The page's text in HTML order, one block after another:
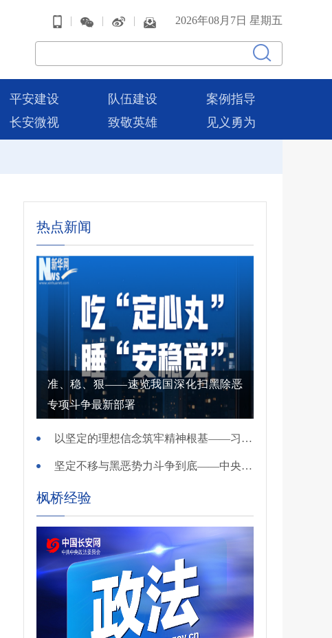
| | | 2026年08月7日 星期五
平安建设 队伍建设
案例指导
长安微视 致敬英雄 见义勇为
热点新闻
准、稳、狠——速览我国深化扫黑除恶
专项斗争最新部署
以坚定的理想信念筑牢精神根基——习近平党建思想理论品格系列述评之一
坚定不移与黑恶势力斗争到底——中央政法委负责同志就开展深化扫黑除恶专项斗争有关问题答记者问
枫桥经验